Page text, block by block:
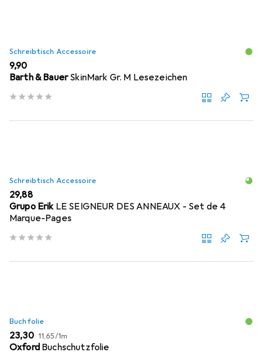
Schreibtisch Accessoire
EUR
9,90
Barth & BauerSkinMark Gr. M Lesezeichen
Schreibtisch Accessoire
EUR
29,88
Grupo Erik LE SEIGNEUR DES ANNEAUX - Set de 4
Marque-Pages
Buchfolie
EUR
23,30 EUR
11,65/1m
Oxford Buchschutzfolie